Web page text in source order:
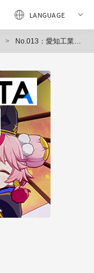
No.013：愛知工業大学 情報科学部 澤野研究室